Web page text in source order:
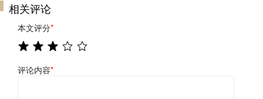
相关评论
本文评分*
评论内容*